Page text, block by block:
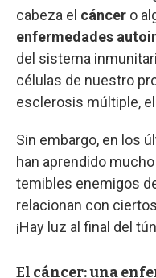
cabeza el cáncer o
enfermedades
del sistema
células de nuestro
esclerosis múltiple,
Sin embargo, en los
han aprendido
temibles enemigos
relacionan con
¡Hay luz al final del
El cáncer: una